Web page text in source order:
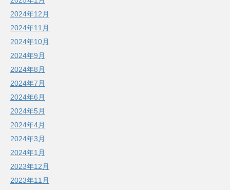
2024年12月
2024年11月
2024年10月
2024年9月
2024年8月
2024年7月
2024年6月
2024年5月
2024年4月
2024年3月
2024年1月
2023年12月
2023年11月